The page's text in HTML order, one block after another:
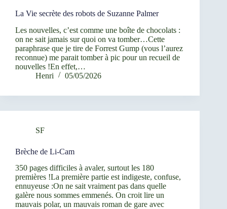
La Vie secrète des robots de Suzanne Palmer
Les nouvelles, c’est comme une boîte de chocolats :
on ne sait jamais sur quoi on va tomber…Cette
paraphrase que je tire de Forrest Gump (vous l’aurez
reconnue) me parait tomber à pic pour un recueil de
nouvelles !En effet,…
Henri
05/05/2026
SF
Brèche de Li-Cam
350 pages difficiles à avaler, surtout les 180
premières !La première partie est indigeste, confuse,
ennuyeuse :On ne sait vraiment pas dans quelle
galère nous sommes emmenés. On croit lire un
mauvais polar, un mauvais roman de gare avec